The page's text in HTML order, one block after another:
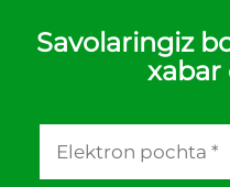
Savolaringiz
xabar